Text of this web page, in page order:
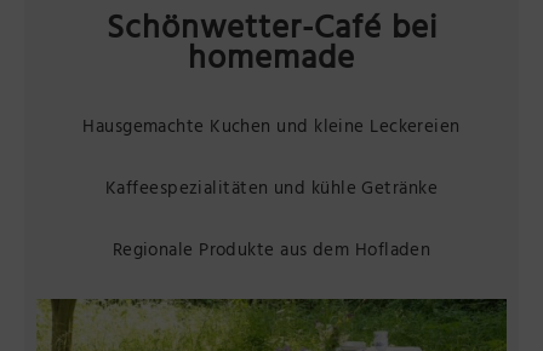
Schönwetter-Café bei
homemade
Hausgemachte Kuchen und kleine Leckereien
Kaffeespezialitäten und kühle Getränke
Regionale Produkte aus dem Hofladen